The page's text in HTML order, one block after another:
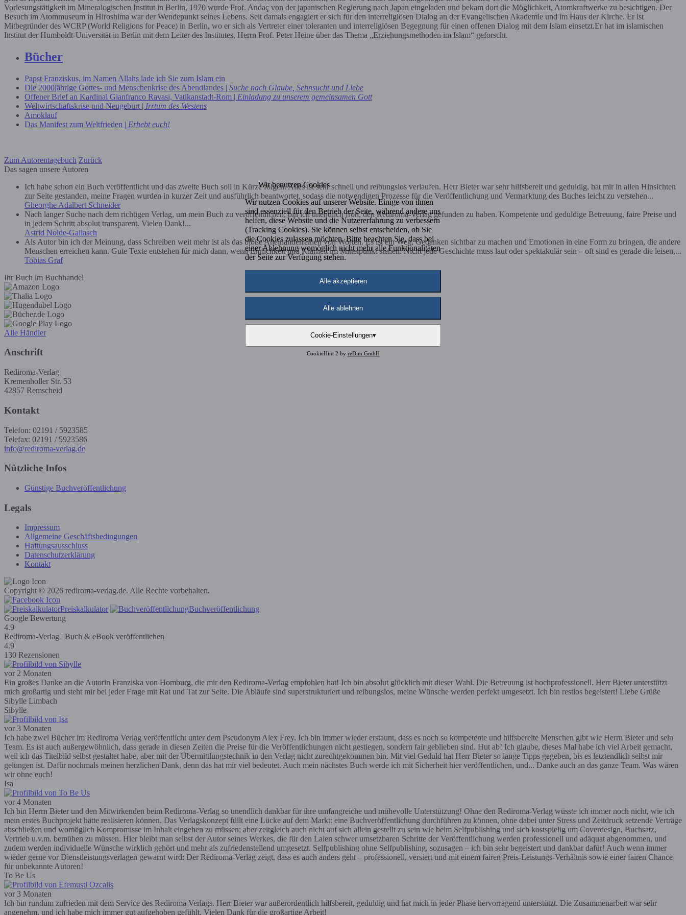
Vorlesungstätigkeit im Mineralogischen Institut in Berlin, 1970 wurde Prof. Andaç von der japanischen Regierung nach Japan eingeladen und bekam dort die Möglichkeit, Atomkraftwerke zu besichtigen. Der
Besuch im Atommuseum in Hiroshima war der Wendepunkt seines Lebens. Seit damals engagiert er sich für den interreligiösen Dialog an der Evangelischen Akademie und im Haus der Kirche. Er ist
Mitbegründer des WCRP (World Religions for Peace) in Berlin, wo er sich als Vertreter einer toleranten und interreligiösen Begegnung für einen offenen Dialog mit dem Islam einsetzt.Er hat im islamischen
Institut der Humboldt-Universität in Berlin mit dem Leiter des Institutes, Herrn Prof. Peter Heine über das Thema „Erziehungsmethoden im Islam“ geforscht.
Bücher
Papst Franziskus, im Namen Allahs lade ich Sie zum Islam ein
Die 2000jährige Gottes- und Menschenkrise des Abendlandes | Suche nach Glaube, Sehnsucht und Liebe
Offener Brief an Kardinal Gianfranco Ravasi, Vatikanstadt-Rom | Einladung zu unserem gemeinsamen Gott
Weltwirtschaftskrise und Neugeburt | Irrtum des Westens
Amoklauf
Das Manifest zum Weltfrieden | Erhebt euch!
Zum Autorentagebuch Zurück
Das sagen unsere Autoren
Ich habe schon ein Buch veröffentlicht und das zweite Buch soll in Kürze folgen. Alles ist sehr schnell und reibungslos verlaufen. Herr Bieter war sehr hilfsbereit und geduldig, hat mir in allen Hinsichten
zur Seite gestanden, meine Fragen wurden in kurzer Zeit und ausführlich beantwortet, sodass die notwendigen Prozesse für die Veröffentlichung und Vermarktung des Buches leicht zu verstehen...
Gheorghe Adalbert Schneider
Nach langer Suche nach dem richtigen Verlag, um mein Buch zu veröffentlichen, bin ich unendlich froh, den Rediroma-Verlag gefunden zu haben. Kompetente und geduldige Betreuung, faire Preise und
in jedem Schritt absolut transparent. Vielen Dank!...
Astrid Nolde-Gallasch
Als Autor bin ich der Meinung, dass Schreiben weit mehr ist als das bloße Aneinanderreihen von Worten. Es ist ein Weg, Gedanken sichtbar zu machen und Emotionen in eine Form zu bringen, die andere
Menschen erreichen kann. Gute Texte entstehen für mich dann, wenn Ehrlichkeit und Klarheit im Mittelpunkt stehen. Nicht jede Geschichte muss laut oder spektakulär sein – oft sind es gerade die leisen,...
Tobias Graf
Ihr Buch im Buchhandel
Alle Händler
Anschrift
Rediroma-Verlag
Kremenholler Str. 53
42857 Remscheid
Kontakt
Telefon: 02191 / 5923585
Telefax: 02191 / 5923586
info@rediroma-verlag.de
Nützliche Infos
Günstige Buchveröffentlichung
Legals
Impressum
Allgemeine Geschäftsbedingungen
Haftungsausschluss
Datenschutzerklärung
Kontakt
Copyright © 2026 rediroma-verlag.de. Alle Rechte vorbehalten.
Preiskalkulator
Buchveröffentlichung
Google Bewertung
4.9
Rediroma-Verlag | Buch & eBook veröffentlichen
4.9
130 Rezensionen
vor 2 Monaten
Ein großes Danke an die Autorin Franziska von Homburg, die mir den Rediroma-Verlag empfohlen hat! Ich bin absolut glücklich mit dieser Wahl. Die Betreuung ist hochprofessionell. Herr Bieter unterstützt
mich großartig und steht mir bei jeder Frage mit Rat und Tat zur Seite. Die Abläufe sind superstrukturiert und reibungslos, meine Wünsche werden perfekt umgesetzt. Ich bin restlos begeistert! Liebe Grüße
Sibylle Limbach
Sibylle
vor 3 Monaten
Ich habe zwei Bücher im Rediroma Verlag veröffentlicht unter dem Pseudonym Alex Frey. Ich bin immer wieder erstaunt, dass es noch so kompetente und hilfsbereite Menschen gibt wie Herrn Bieter und sein
Team. Es ist auch außergewöhnlich, dass gerade in diesen Zeiten die Preise für die Veröffentlichungen nicht gestiegen, sondern fair geblieben sind. Hut ab! Ich glaube, dieses Mal habe ich viel Arbeit gemacht,
weil ich das Titelbild selbst gestaltet habe, aber mit der Übermittlungstechnik in den Verlag nicht zurechtgekommen bin. Mit viel Geduld hat Herr Bieter so lange Tipps gegeben, bis es letztendlich selbst mir
gelungen ist. Dafür nochmals meinen herzlichen Dank, denn das hat mir viel bedeutet. Auch mein nächstes Buch werde ich mit Sicherheit hier veröffentlichen, und... Danke auch an das ganze Team. Was wären
wir ohne euch!
Isa
vor 4 Monaten
Ich bin Herrn Bieter und den Mitwirkenden beim Rediroma-Verlag so unendlich dankbar für ihre umfangreiche und mühevolle Unterstützung! Ohne den Rediroma-Verlag wüsste ich immer noch nicht, wie ich
mein erstes Buchprojekt hätte realisieren können. Das Verlagskonzept füllt eine Lücke auf dem Markt: eine Buchveröffentlichung durchführen zu können, ohne dabei unter Stress und Zeitdruck setzende Verträge
abschließen und womöglich Kompromisse im Inhalt eingehen zu müssen; aber zeitgleich auch nicht auf sich allein gestellt zu sein wie beim Selfpublishing und sich kostspielig um Coverdesign, Buchsatz,
Vertrieb u.v.m. bemühen zu müssen. Hier bleibt man selbst der Autor seines Werkes, die für den Laien schwer umsetzbaren Schritte der Veröffentlichung werden professionell und adäquat abgenommen, und
zudem werden individuelle Wünsche wirklich gehört und mehr als zufriedenstellend umgesetzt. Selfpublishing ohne Selfpublishing, sozusagen – ich bin sehr begeistert und dankbar dafür! Auch wenn immer
wieder gerne vor Dienstleistungsverlagen gewarnt wird: Der Rediroma-Verlag zeigt, dass es auch anders geht – professionell, versiert und mit einem fairen Preis-Leistungs-Verhältnis sowie einer fairen Chance
für unbekannte Autoren!
To Be Us
vor 3 Monaten
Ich bin rundum zufrieden mit dem Service des Rediroma Verlags. Herr Bieter war außerordentlich hilfsbereit, geduldig und hat mich in jeder Phase hervorragend unterstützt. Die Zusammenarbeit war sehr
angenehm, und ich habe mich immer gut aufgehoben gefühlt. Vielen Dank für die großartige Arbeit!
Wir benutzen Cookies
Wir nutzen Cookies auf unserer Website. Einige von ihnen
sind essenziell für den Betrieb der Seite, während andere uns
helfen, diese Website und die Nutzererfahrung zu verbessern
(Tracking Cookies). Sie können selbst entscheiden, ob Sie
die Cookies zulassen möchten. Bitte beachten Sie, dass bei
einer Ablehnung womöglich nicht mehr alle Funktionalitäten
der Seite zur Verfügung stehen.
Alle akzeptieren
Alle ablehnen
Cookie-Einstellungen▾
CookieHint 2 by reDim GmbH